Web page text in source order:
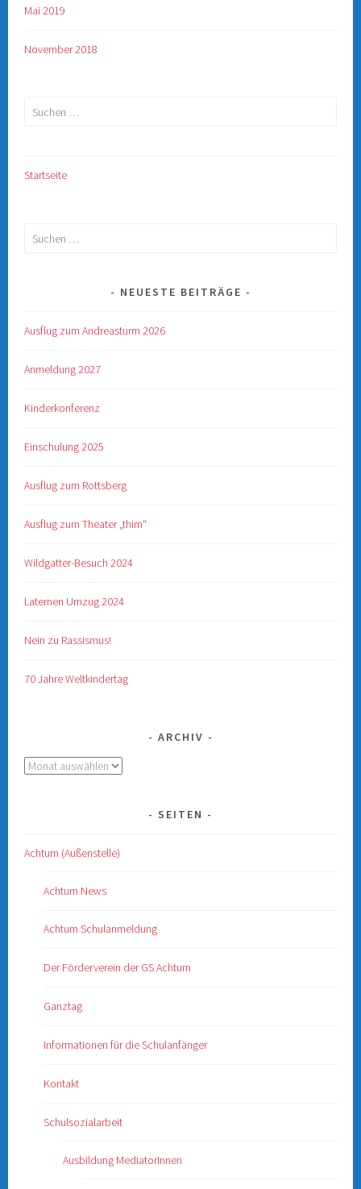
Mai 2019
November 2018
Suchen
Startseite
Suchen
NEUESTE BEITRÄGE
Ausflug zum Andreasturm 2026
Anmeldung 2027
Kinderkonferenz
Einschulung 2025
Ausflug zum Rottsberg
Ausflug zum Theater „thim“
Wildgatter-Besuch 2024
Laternen Umzug 2024
Nein zu Rassismus!
70 Jahre Weltkindertag
ARCHIV
Archiv
SEITEN
Achtum (Außenstelle)
Achtum News
Achtum Schulanmeldung
Der Förderverein der GS Achtum
Ganztag
Informationen für die Schulanfänger
Kontakt
Schulsozialarbeit
Ausbildung MediatorInnen